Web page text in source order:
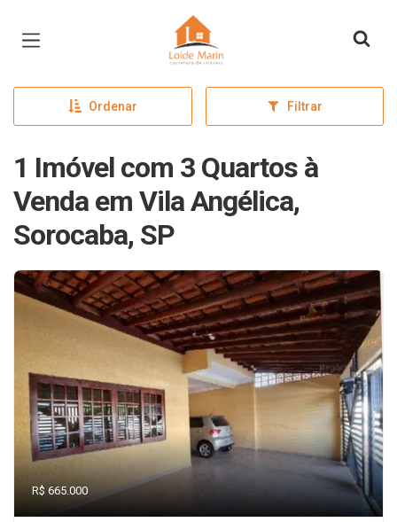
Página inicial
Ordenar Filtrar
1 Imóvel com 3 Quartos à
Venda em Vila Angélica,
Sorocaba, SP
R$ 665.000